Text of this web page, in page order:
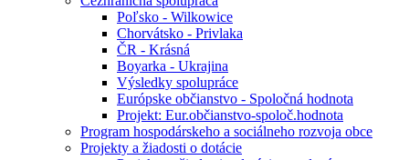
Poľsko - Wilkowice
Chorvátsko - Privlaka
ČR - Krásná
Boyarka - Ukrajina
Výsledky spolupráce
Európske občianstvo - Spoločná hodnota
Projekt: Eur.občianstvo-spoloč.hodnota
Program hospodárskeho a sociálneho rozvoja obce
Projekty a žiadosti o dotácie